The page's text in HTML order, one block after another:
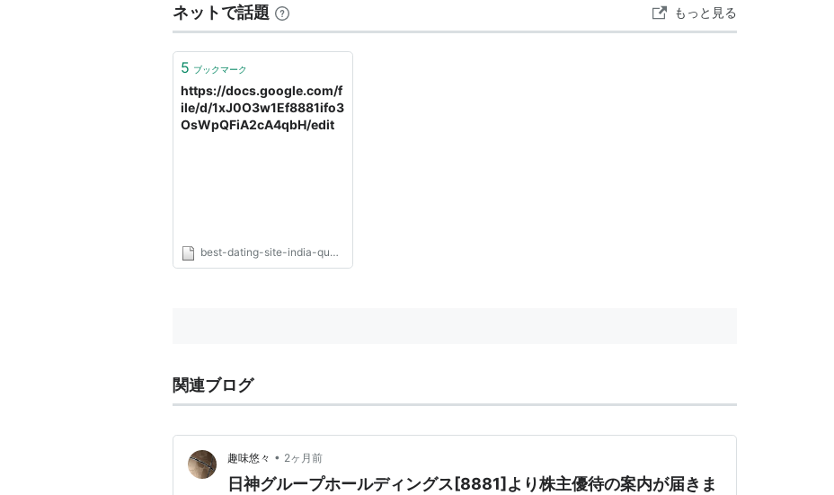
ネットで話題 もっと見る
5 ブックマーク
https://docs.google.com/f
ile/d/1xJ0O3w1Ef8881ifo3
OsWpQFiA2cA4qbH/edit
best-dating-site-india-quora.com
関連ブログ
趣味悠々 • 2ヶ月前
日神グループホールディングス[8881]より株主優待の案内が届きま